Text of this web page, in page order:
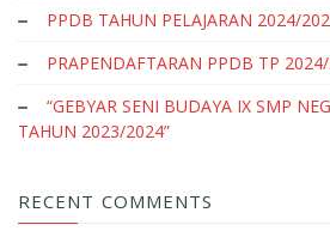
PPDB TAHUN PELAJARAN 2024/
PRAPENDAFTARAN PPDB TP
“GEBYAR SENI BUDAYA IX SMP
TAHUN 2023/2024”
RECENT COMMENTS